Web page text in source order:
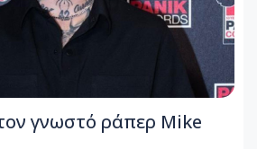
γνωστό ράπερ Mike